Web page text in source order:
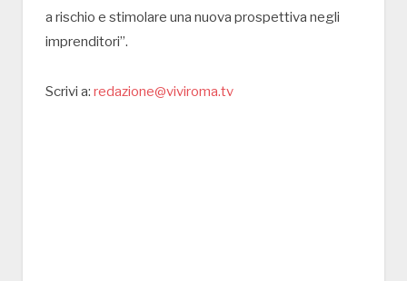
a rischio e stimolare una nuova prospettiva negli
imprenditori”.
Scrivi a: redazione@viviroma.tv